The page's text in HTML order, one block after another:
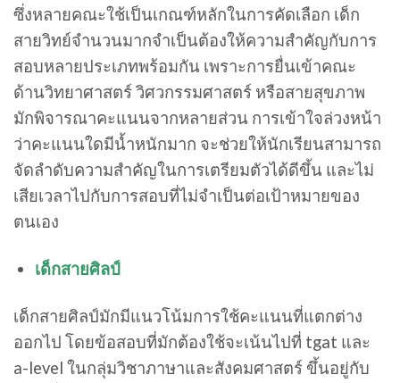
ซึ่งหลายคณะใช้เป็นเกณฑ์หลักในการคัดเลือก เด็ก
สายวิทย์จำนวนมากจำเป็นต้องให้ความสำคัญกับการ
สอบหลายประเภทพร้อมกัน เพราะการยื่นเข้าคณะ
ด้านวิทยาศาสตร์ วิศวกรรมศาสตร์ หรือสายสุขภาพ
มักพิจารณาคะแนนจากหลายส่วน การเข้าใจล่วงหน้า
ว่าคะแนนใดมีน้ำหนักมาก จะช่วยให้นักเรียนสามารถ
จัดลำดับความสำคัญในการเตรียมตัวได้ดีขึ้น และไม่
เสียเวลาไปกับการสอบที่ไม่จำเป็นต่อเป้าหมายของ
ตนเอง
เด็กสายศิลป์
เด็กสายศิลป์มักมีแนวโน้มการใช้คะแนนที่แตกต่าง
ออกไป โดยข้อสอบที่มักต้องใช้จะเน้นไปที่ tgat และ
a-level ในกลุ่มวิชาภาษาและสังคมศาสตร์ ขึ้นอยู่กับ